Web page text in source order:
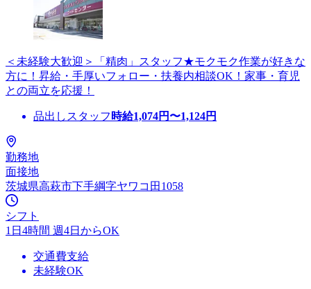
＜未経験大歓迎＞「精肉」スタッフ★モクモク作業が好きな
方に！昇給・手厚いフォロー・扶養内相談OK！家事・育児
との両立を応援！
品出しスタッフ 時給1,074円〜1,124円
勤務地
面接地
茨城県高萩市下手綱字ヤワコ田1058
シフト
1日4時間 週4日からOK
交通費支給
未経験OK